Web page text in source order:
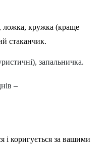
ложка, кружка (краще
стаканчик.
запальничка.
–
і коригується за вашими